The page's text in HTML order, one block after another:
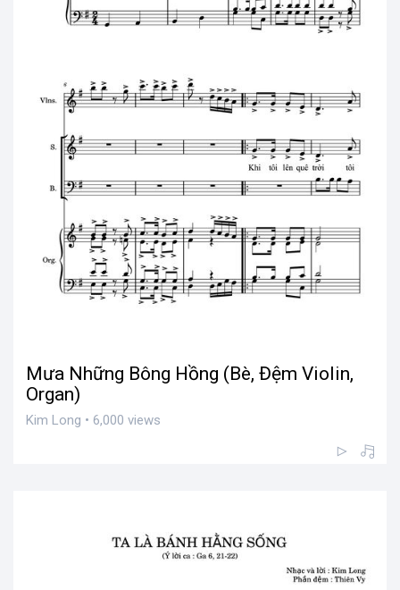
Mưa Những Bông Hồng (Bè, Đệm Violin,
Organ)
Kim Long • 6,000 views